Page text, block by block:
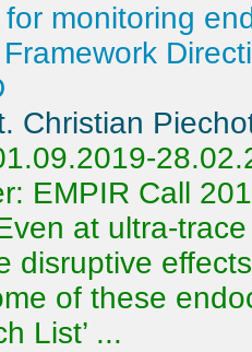
monitoring
Christian
EMPIR Call
at ultra-
disruptive
of these
List’ ...